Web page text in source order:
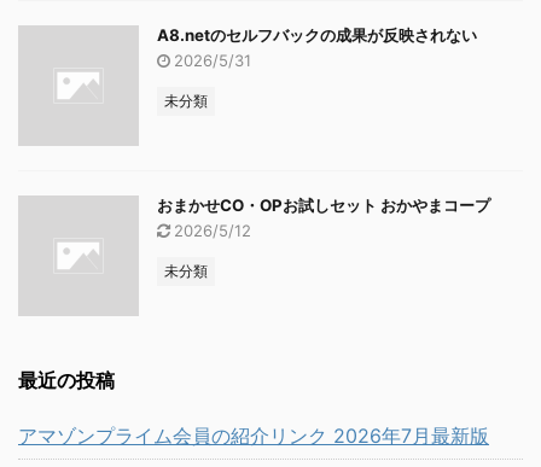
A8.netのセルフバックの成果が反映されない
2026/5/31
未分類
おまかせCO・OPお試しセット おかやまコープ
2026/5/12
未分類
最近の投稿
アマゾンプライム会員の紹介リンク 2026年7月最新版